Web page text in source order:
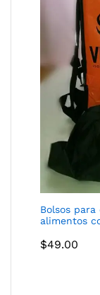
Bolsos
alimentos
$49.00